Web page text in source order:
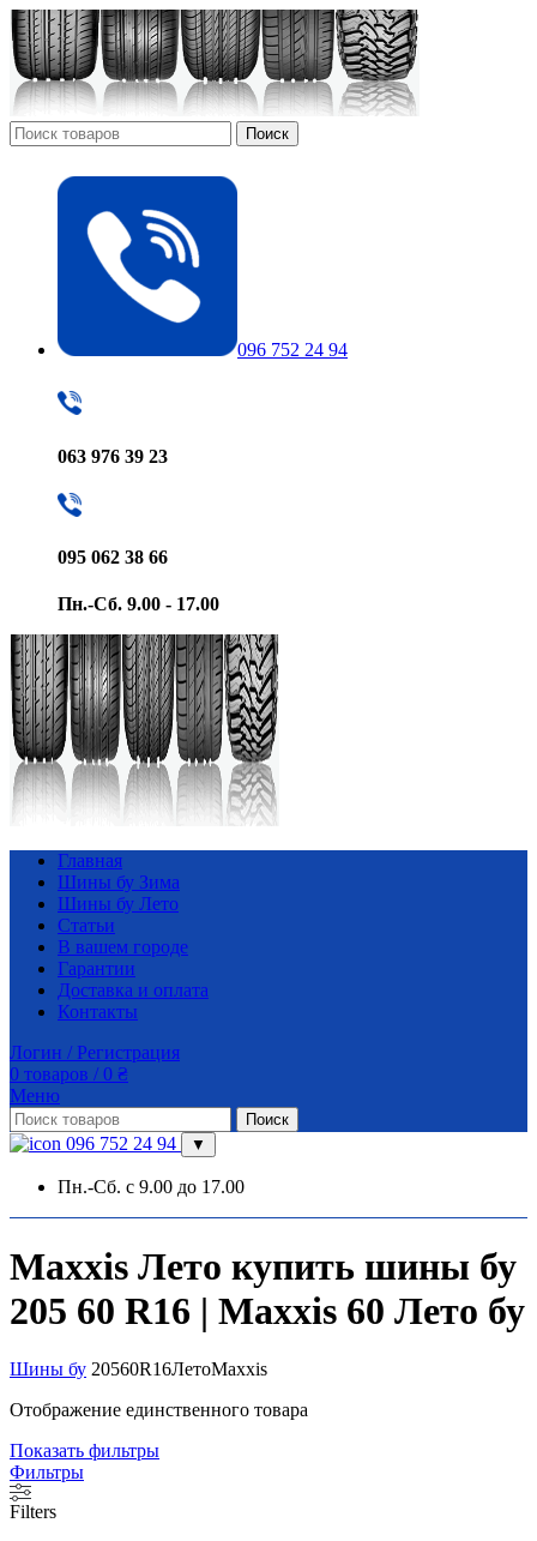
Поиск
096 752 24 94
063 976 39 23
095 062 38 66
Пн.-Сб. 9.00 - 17.00
Главная
Шины бу Зима
Шины бу Лето
Статьи
В вашем городе
Гарантии
Доставка и оплата
Контакты
Логин / Регистрация
0 товаров / 0 ₴
Меню
Поиск
096 752 24 94 ▼
Пн.-Сб. с 9.00 до 17.00
Maxxis Лето купить шины бу
205 60 R16 | Maxxis 60 Лето бу
Шины бу 20560R16ЛетоMaxxis
Отображение единственного товара
Показать фильтры
Фильтры
Filters